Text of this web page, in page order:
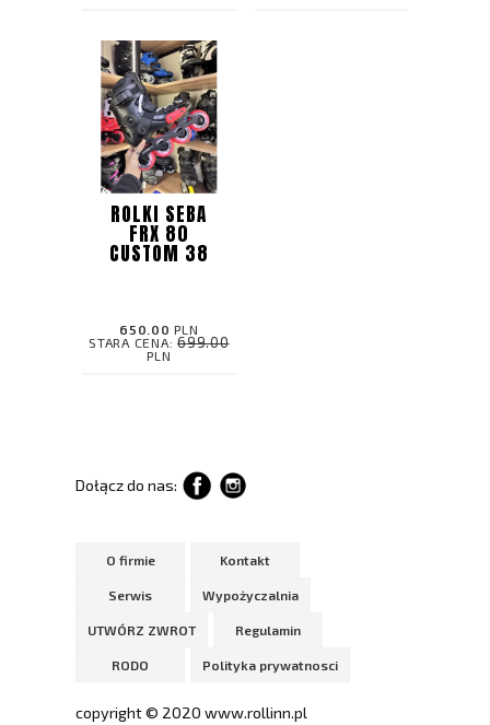
ROLKI SEBA
FRX 80
CUSTOM 38
650.00 PLN
STARA CENA: 699.00
PLN
Dołącz do nas:
O firmie Kontakt
Serwis Wypożyczalnia
UTWÓRZ ZWROT Regulamin
RODO Polityka prywatnosci
copyright © 2020 www.rollinn.pl